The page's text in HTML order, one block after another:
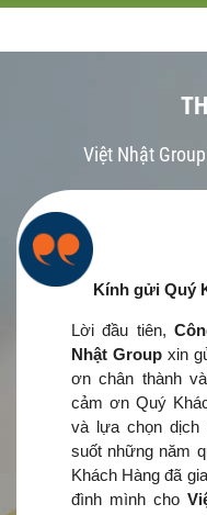
Việt Nhật
Kính gửi Quý
Lời đầu tiên,
Nhật Group xin
ơn chân thành
cảm ơn Quý
và lựa chọn dịch
suốt những năm
Khách Hàng đã
đình mình cho